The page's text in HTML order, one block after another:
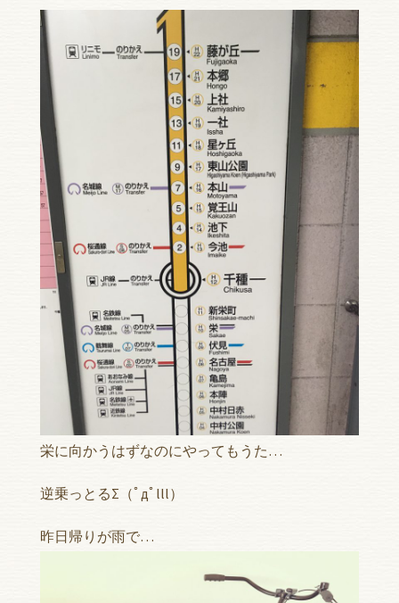
栄に向かうはずなのにやってもうた…
逆乗っとるΣ（ﾟдﾟlll）
昨日帰りが雨で…